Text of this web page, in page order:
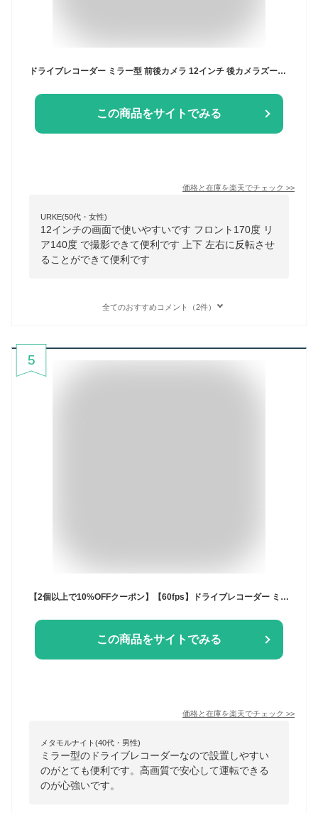
ドライブレコーダー ミラー型 前後カメラ 12インチ 後カメラズーム機能 分離型 ドラレコ デジタルインナーミラー 車内専用リアカメラ Sonyセンサー HDR/WDR IPS液晶タッチパネル フロント170度 リア140度 フルHD 前後1080P 上下/左右反転可能 駐車監視 GPS 1年保証 PR998C
この商品をサイトでみる
価格と在庫を楽天でチェック >>
URKE(50代・女性)
12インチの画面で使いやすいです フロント170度 リ
ア140度 で撮影できて便利です 上下 左右に反転させ
ることができて便利です
全てのおすすめコメント（2件）
5
【2個以上で10%OFFクーポン】【60fps】ドライブレコーダー ミラー型 ミラー ルームミラー ドラレコ 前後 分離 60fps 11.26インチ Sony starvis Full HD デジタルインナーミラー HDR LED信号 デジタルルームミラー フルHD
この商品をサイトでみる
価格と在庫を楽天でチェック >>
メタモルナイト(40代・男性)
ミラー型のドライブレコーダーなので設置しやすい
のがとても便利です。高画質で安心して運転できる
のが心強いです。